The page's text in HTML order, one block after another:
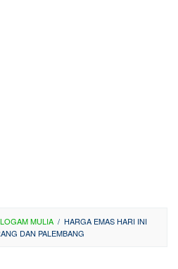
MULIA / HARGA EMAS HARI INI
DAN PALEMBANG